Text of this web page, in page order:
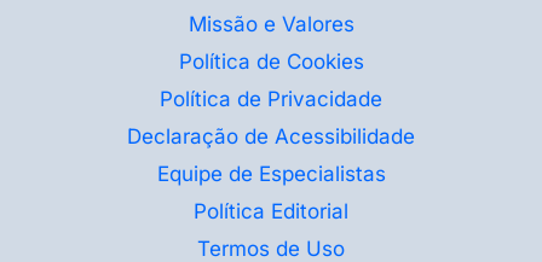
Missão e Valores
Política de Cookies
Política de Privacidade
Declaração de Acessibilidade
Equipe de Especialistas
Política Editorial
Termos de Uso